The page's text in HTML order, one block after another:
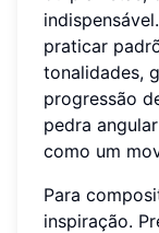
praticar
tonalidades,
progressão
pedra
como um
Para
inspiração.